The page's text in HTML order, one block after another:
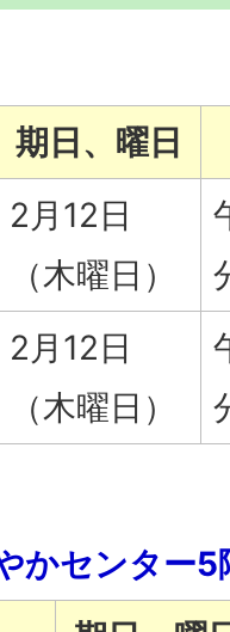
期日、曜日
2月12日
（木曜日）
2月12日
（木曜日）
かセンター5